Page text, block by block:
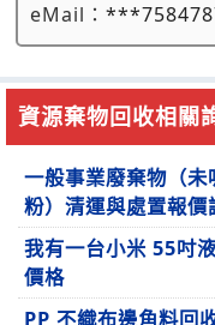
eMail：
資源棄物回收相關
一般事業廢棄物（
粉）清運與處置報價
我有一台小米 55吋
價格
PP 不織布邊角料回